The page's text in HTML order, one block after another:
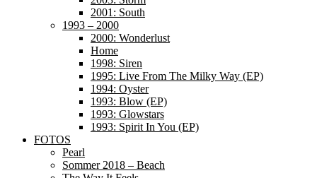
2001: South
1993 – 2000
2000: Wonderlust
Home
1998: Siren
1995: Live From The Milky Way (EP)
1994: Oyster
1993: Blow (EP)
1993: Glowstars
1993: Spirit In You (EP)
FOTOS
Pearl
Sommer 2018 – Beach